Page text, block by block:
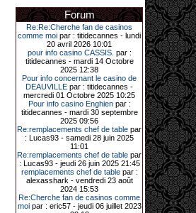
une machine à sous pour une mise
initiale de 5,28 €. Puis quelques
jours plus tard, le vendredi 27 mars,
un joueur a décroché 12 086 euros
sur une autre machine à sous.
Enfin, troisième et dernier jackpot,
record cette fois-ci, le samedi 28
mars dernier. Quelque 111 322
euros ont été remportés sur la table
d’Ultimate Texas Hold’em Poker,
grâce à une mise de 5 euros sur la
case bonus et une quinte flush
royale. Ces gains ont été annoncés
dans un communiqué diffusé par le
casino ce lundi 30 mars en soirée.
11-01-2026|
Dimanche 11 janvier, en soirée, une
cliente retraitée de 78 ans, habitant
Trémuson, a eu l’énorme surprise
Forum
Re:Re:Cherche fan de casinos
comme moi par : titidecannes - lundi
20 avril 2026 10:01
pour info casino CASSIS. par :
titidecannes - mardi 14 Octobre
2025 12:38
Pour info concernant le casino de
DEAUVILLE par : titidecannes -
mercredi 01 Octobre 2025 10:25
Pour info casino Enghienpar :
titidecannes - mardi 30 septembre
2025 09:56
Re:remplacements chef de table par
: Lucas93 - samedi 28 juin 2025
11:01
Re:remplacements chef de table par
: Lucas93 - jeudi 26 juin 2025 21:45
remplacements chef de tablepar :
alexasshark - vendredi 23 août
2024 15:53
Re:Cherche fan de casinos comme
moipar : eric57 - jeudi 06 juillet 2023